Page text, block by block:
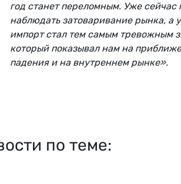
год станет переломным. Уже
наблюдать затоваривание рынка, а
импорт стал тем самым тревожным
который показывал нам на
падения и на внутреннем рынке».
по теме: